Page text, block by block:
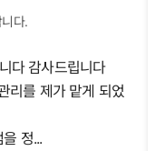
다.
다 감사드립니다
리를 제가 맡게 되었
정...